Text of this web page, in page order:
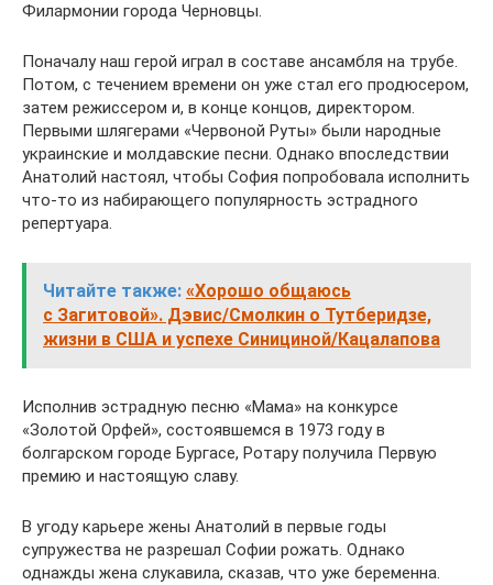
Филармонии города Черновцы.
Поначалу наш герой играл в составе ансамбля на трубе.
Потом, с течением времени он уже стал его продюсером,
затем режиссером и, в конце концов, директором.
Первыми шлягерами «Червоной Руты» были народные
украинские и молдавские песни. Однако впоследствии
Анатолий настоял, чтобы София попробовала исполнить
что-то из набирающего популярность эстрадного
репертуара.
Читайте также: «Хорошо общаюсь
с Загитовой». Дэвис/Смолкин о Тутберидзе,
жизни в США и успехе Синициной/Кацалапова
Исполнив эстрадную песню «Мама» на конкурсе
«Золотой Орфей», состоявшемся в 1973 году в
болгарском городе Бургасе, Ротару получила Первую
премию и настоящую славу.
В угоду карьере жены Анатолий в первые годы
супружества не разрешал Софии рожать. Однако
однажды жена слукавила, сказав, что уже беременна.